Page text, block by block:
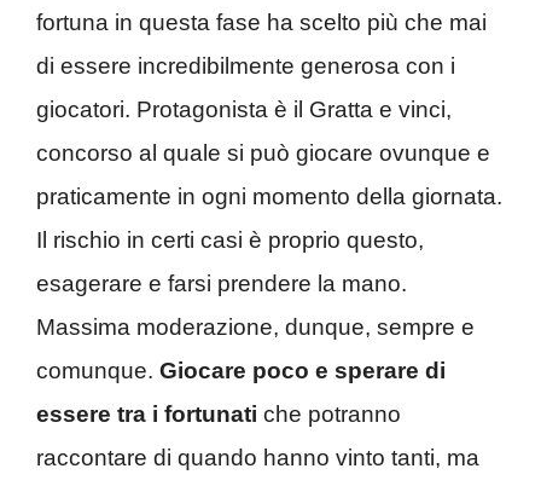
fortuna in questa fase ha scelto più che mai
di essere incredibilmente generosa con i
giocatori. Protagonista è il Gratta e vinci,
concorso al quale si può giocare ovunque e
praticamente in ogni momento della giornata.
Il rischio in certi casi è proprio questo,
esagerare e farsi prendere la mano.
Massima moderazione, dunque, sempre e
comunque. Giocare poco e sperare di
essere tra i fortunati che potranno
raccontare di quando hanno vinto tanti, ma